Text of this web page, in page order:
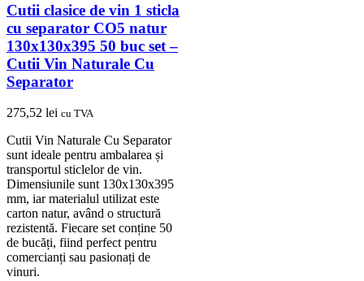
Cutii clasice de vin 1 sticla
cu separator CO5 natur
130x130x395 50 buc set –
Cutii Vin Naturale Cu
Separator
275,52 lei cu TVA
Cutii Vin Naturale Cu Separator
sunt ideale pentru ambalarea și
transportul sticlelor de vin.
Dimensiunile sunt 130x130x395
mm, iar materialul utilizat este
carton natur, având o structură
rezistentă. Fiecare set conține 50
de bucăți, fiind perfect pentru
comercianți sau pasionați de
vinuri.